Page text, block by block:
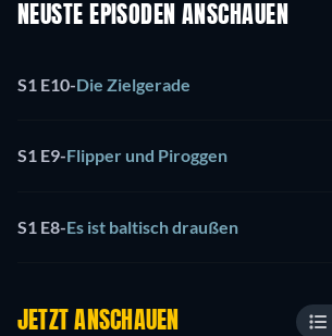
NEUSTE EPISODEN ANSCHAUEN
S1 E10-Die Zielgerade
S1 E9-Flipper und Piroggen
S1 E8-Es ist baltisch draußen
JETZT ANSCHAUEN